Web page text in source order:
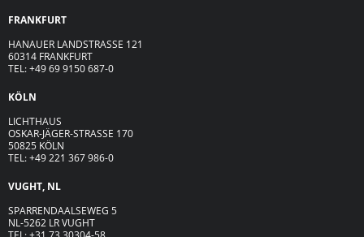
FRANKFURT
HANAUER LANDSTRASSE 121
60314 FRANKFURT
TEL: +49 69 9150 687-0
KÖLN
LICHTHAUS
OSKAR-JÄGER-STRASSE 170
50825 KÖLN
TEL: +49 221 367 986-0
VUGHT, NL
SPARRENDAALSEWEG 5
NL-5262 LR VUGHT